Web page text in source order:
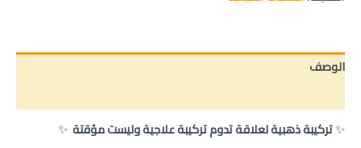
الوصف
✨تركيبة ذهبية لعلاقة تدوم تركيبة علاجية وليست مؤقتة ✨